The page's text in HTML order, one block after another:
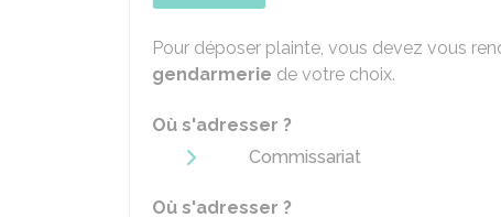
Pour déposer plainte, vous devez vous
gendarmerie de votre choix.
Où s'adresser ?
Commissariat
Où s'adresser ?